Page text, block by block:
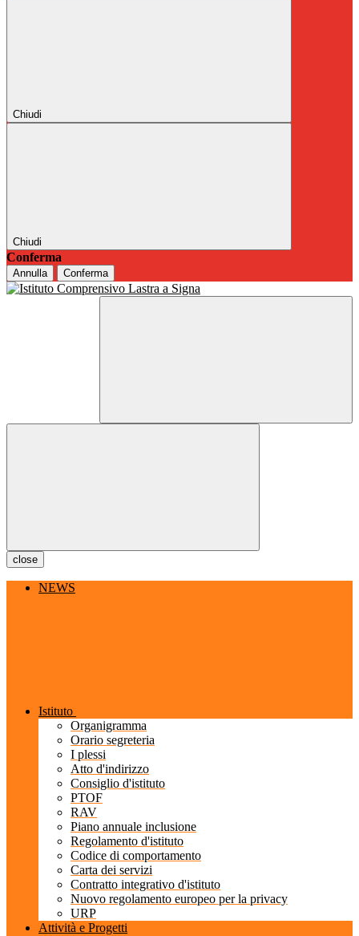
Chiudi
Chiudi
Conferma
Annulla Conferma
close
NEWS
Istituto
Organigramma
Orario segreteria
I plessi
Atto d'indirizzo
Consiglio d'istituto
PTOF
RAV
Piano annuale inclusione
Regolamento d'istituto
Codice di comportamento
Carta dei servizi
Contratto integrativo d'istituto
Nuovo regolamento europeo per la privacy
URP
Attività e Progetti